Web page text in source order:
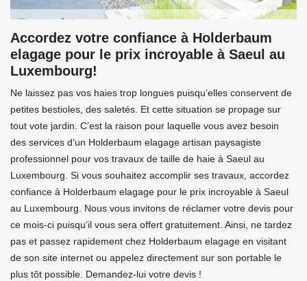
Accordez votre confiance à Holderbaum
elagage pour le prix incroyable à Saeul au
Luxembourg!
Ne laissez pas vos haies trop longues puisqu’elles conservent de
petites bestioles, des saletés. Et cette situation se propage sur
tout vote jardin. C’est la raison pour laquelle vous avez besoin
des services d’un Holderbaum elagage artisan paysagiste
professionnel pour vos travaux de taille de haie à Saeul au
Luxembourg. Si vous souhaitez accomplir ses travaux, accordez
confiance à Holderbaum elagage pour le prix incroyable à Saeul
au Luxembourg. Nous vous invitons de réclamer votre devis pour
ce mois-ci puisqu’il vous sera offert gratuitement. Ainsi, ne tardez
pas et passez rapidement chez Holderbaum elagage en visitant
de son site internet ou appelez directement sur son portable le
plus tôt possible. Demandez-lui votre devis !